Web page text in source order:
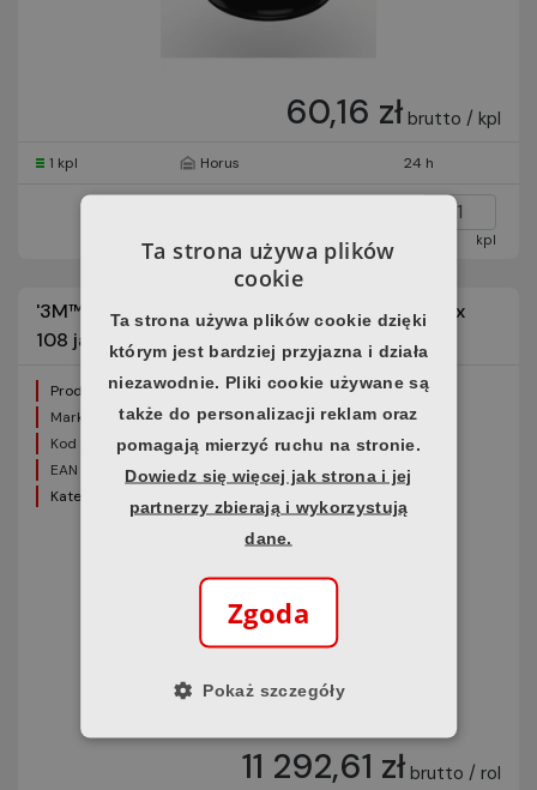
60,16 zł brutto / kpl
1 kpl Horus 24 h
kpl
'3M™ Taśma elektroprzewodząca 9713, 4 cale x
108 jardów, 1 sztuka w opakowaniu
Producent: 3M
Marka:
3M™
Kod produktu:7000048869
EAN produktu:50021200432144
Kategoria:
11 292,61 zł brutto / rol
Ta strona używa plików
cookie
Ta strona używa plików cookie dzięki
którym jest bardziej przyjazna i działa
niezawodnie. Pliki cookie używane są
także do personalizacji reklam oraz
pomagają mierzyć ruchu na stronie.
Dowiedz się więcej jak strona i jej
partnerzy zbierają i wykorzystują
dane.
Zgoda
Pokaż szczegóły